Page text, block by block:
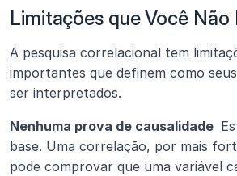
Limitações que Você Não
A pesquisa correlacional tem
importantes que definem como
ser interpretados.
Nenhuma prova de causalidade
base. Uma correlação, por mais
pode comprovar que uma variável